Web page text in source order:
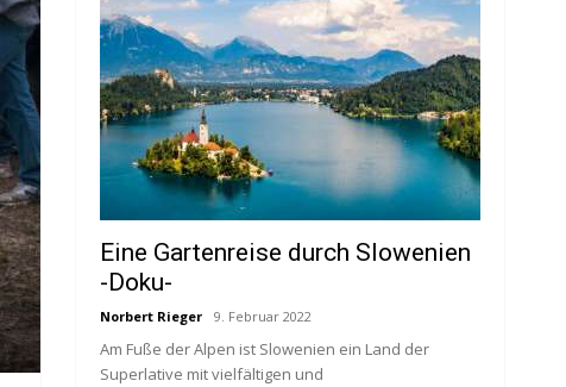
Eine Gartenreise durch Slowenien
-Doku-
Norbert Rieger 9. Februar 2022
Am Fuße der Alpen ist Slowenien ein Land der
Superlative mit vielfältigen und